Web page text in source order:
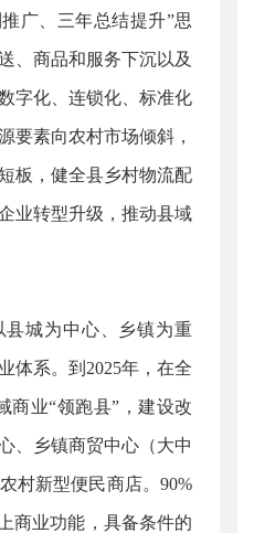
广、三年总结提升”思
、商品和服务下沉以及
字化、连锁化、标准化
要素向农村市场倾斜，
板，健全县乡村物流配
业转型升级，推动县域
城为中心、乡镇为重
体系。到2025年，在全
商业“领跑县”，建设改
、乡镇商贸中心（大中
村新型便民商店。90%
商业功能，具备条件的